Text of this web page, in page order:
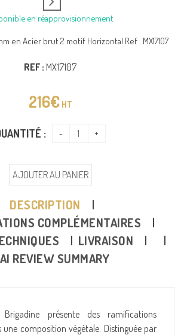
en réapprovisionnement
en Acier brut 2 motif Horizontal Ref : MX17107
REF : MX17107
216€ HT
:
AJOUTER AU PANIER
DESCRIPTION
COMPLÉMENTAIRES
LIVRAISON
AI REVIEW SUMMARY
présente des ramifications
une composition végétale. Distinguée par